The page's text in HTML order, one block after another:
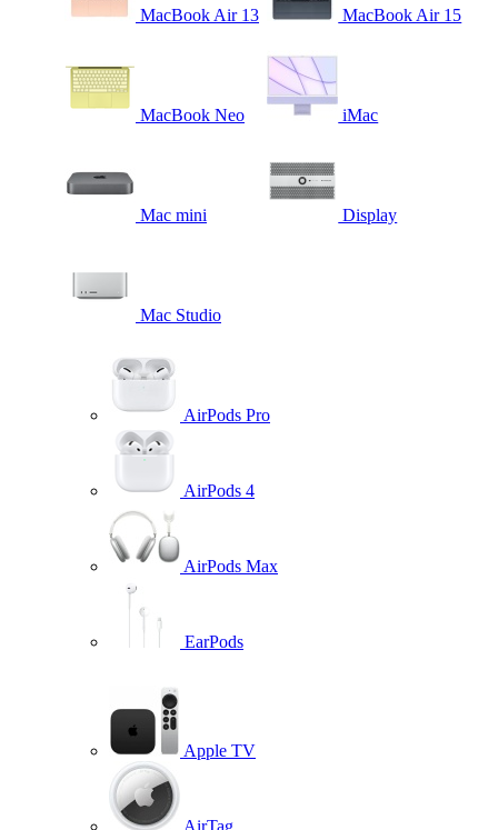
MacBook Air 13 MacBook Air 15
MacBook Neo iMac
Mac mini Display
Mac Studio
AirPods Pro
AirPods 4
AirPods Max
EarPods
Apple TV